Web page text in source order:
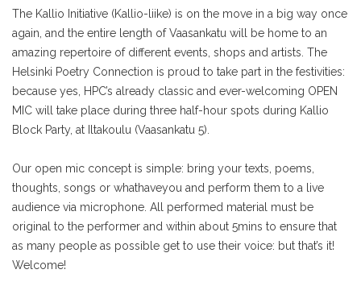
The Kallio Initiative (Kallio-liike) is on the move in a big way once
again, and the entire length of Vaasankatu will be home to an
amazing repertoire of different events, shops and artists. The
Helsinki Poetry Connection is proud to take part in the festivities:
because yes, HPC’s already classic and ever-welcoming OPEN
MIC will take place during three half-hour spots during Kallio
Block Party, at Iltakoulu (Vaasankatu 5).
Our open mic concept is simple: bring your texts, poems,
thoughts, songs or whathaveyou and perform them to a live
audience via microphone. All performed material must be
original to the performer and within about 5mins to ensure that
as many people as possible get to use their voice: but that’s it!
Welcome!